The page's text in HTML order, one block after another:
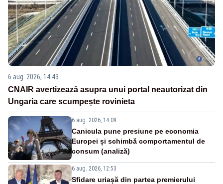
6 aug. 2026, 14:43
CNAIR avertizează asupra unui portal neautorizat din
Ungaria care scumpește rovinieta
6 aug. 2026, 14:09
Canicula pune presiune pe economia
Europei și schimbă comportamentul de
consum (analiză)
6 aug. 2026, 12:53
Sfidare uriașă din partea premierului